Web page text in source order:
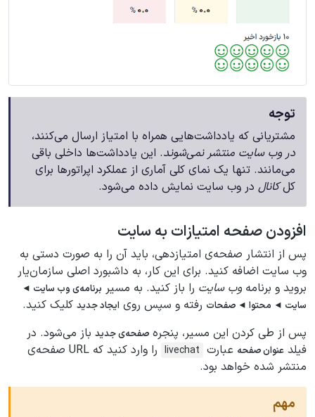
توجه
مشتریانی که یادداشت‌هایی همراه با امتیاز ارسال می‌کنند،
در وب سایت منتشر نمی‌شوند. این یادداشت‌ها داخلی باقی
می‌مانند. تنها یک نمای کلی آماری از عملکرد اپراتورها برای
کلکانال در وب سایت نمایش داده می‌شود.
افزودن صفحه امتیازات به سایت
پس از انتشار صفحه‌ی امتیازدهی، باید آن را به صورت دستی به
وب سایت اضافه کنید. برای این کار، به داشبورد اصلی سازمان‌یار
بروید و برنامه وب سایت را باز کنید. به مسیر برنامه‌ی وب سایت ◄
سایت ◄ محتوا ◄ صفحات رفته و سپس روی ایجاد جدید کلیک کنید.
پس از طی کردن این مسیر، پنجره صفحه‌ی جدید باز می‌شود. در
فیلد عنوان صفحه عبارت livechat
را وارد کنید که URL صفحه‌ی
منتشر شده خواهد بود.
مهم